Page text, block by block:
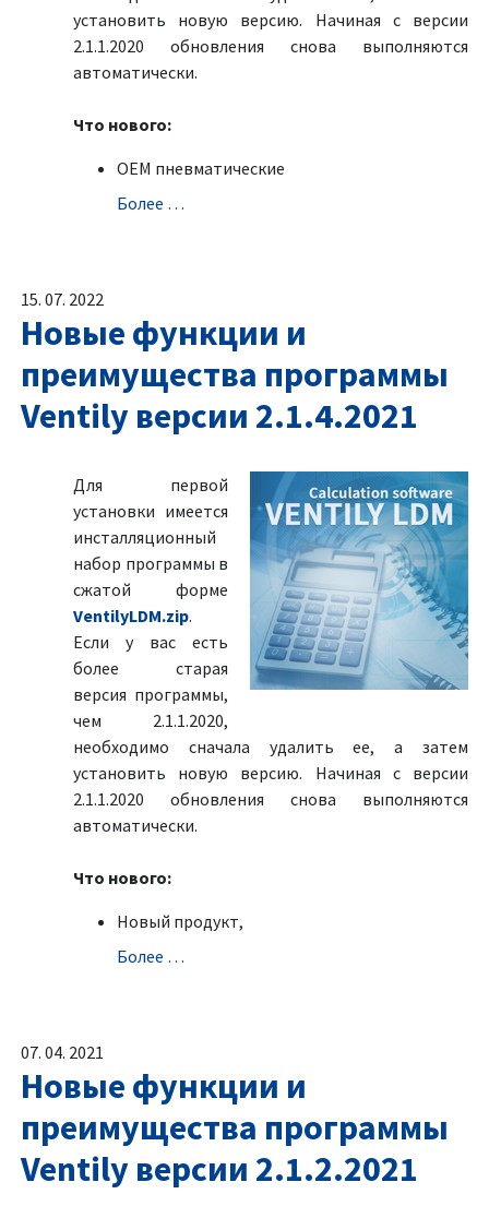
установить новую версию. Начиная с версии
2.1.1.2020 обновления снова выполняются
автоматически.
Что нового:
OEM пневматические
Болeе …
15. 07. 2022
Новые функции и
преимущества программы
Ventily версии 2.1.4.2021
Для первой
установки имеется
инсталляционный
набор программы в
сжатой форме
VentilyLDM.zip.
Если у вас есть
более старая
версия программы,
чем 2.1.1.2020,
необходимо сначала удалить ее, а затем
установить новую версию. Начиная с версии
2.1.1.2020 обновления снова выполняются
автоматически.
Что нового:
Новый продукт,
Болeе …
07. 04. 2021
Новые функции и
преимущества программы
Ventily версии 2.1.2.2021